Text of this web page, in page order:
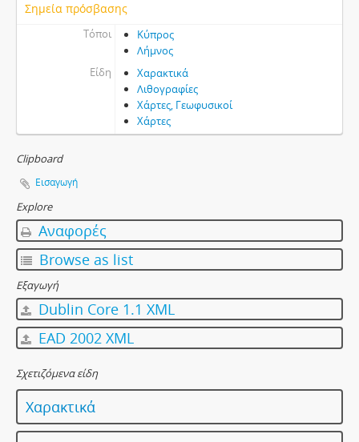
Σημεία πρόσβασης
Τόποι
Κύπρος
Λήμνος
Είδη
Χαρακτικά
Λιθογραφίες
Χάρτες, Γεωφυσικοί
Χάρτες
Clipboard
Εισαγωγή
Explore
Αναφορές
Browse as list
Εξαγωγή
Dublin Core 1.1 XML
EAD 2002 XML
Σχετιζόμενα είδη
Χαρακτικά